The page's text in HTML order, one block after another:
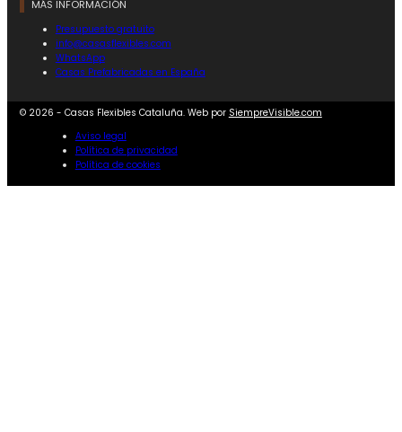
MÁS INFORMACIÓN
Presupuesto gratuito
info@casasflexibles.com
WhatsApp
Casas Prefabricadas en España
© 2026 - Casas Flexibles Cataluña. Web por SiempreVisible.com
Aviso legal
Política de privacidad
Política de cookies